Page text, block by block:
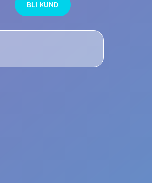
BLI KUND